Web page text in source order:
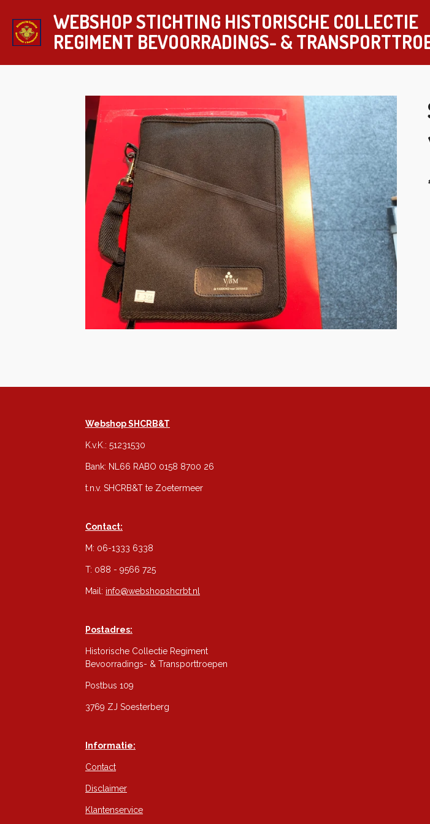
direct
naar
hoofdinhoud
WEBSHOP STICHTING HISTORISCHE COLLECTIE
REGIMENT BEVOORRADINGS- &
Webshop SHCRB&T
K.v.K.: 51231530
Bank: NL66 RABO 0158 8700 26
t.n.v. SHCRB&T te Zoetermeer
Contact:
M: 06-1333 6338
T: 088 - 9566 725
Mail: info@webshopshcrbt.nl
Postadres:
Historische Collectie Regiment
Bevoorradings- & Transporttroepen
Postbus 109
3769 ZJ Soesterberg
Informatie:
Contact
Disclaimer
Klantenservice